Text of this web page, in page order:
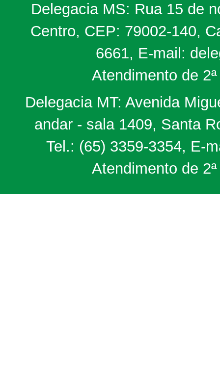
Delegacia MS: Rua 15 de
Centro, CEP: 79002-140,
6661, E-mail:
Atendimento de
Delegacia MT: Avenida
andar - sala 1409, Santa
Tel.: (65) 3359-3354, E-
Atendimento de